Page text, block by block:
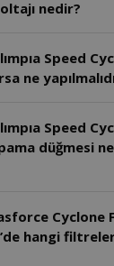
nedir?
Speed
ne
Speed
düğmesi
Cyclone
hangi